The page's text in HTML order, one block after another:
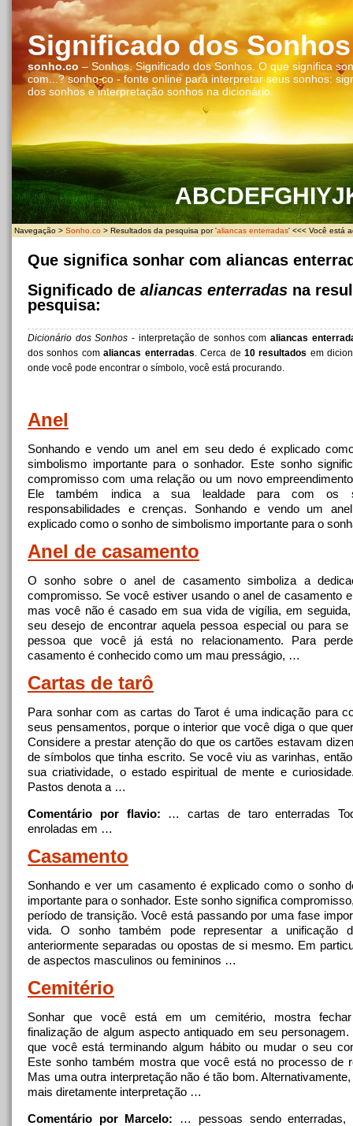
Significado dos Sonhos
sonho.co – Sonhos. Significado dos Sonhos. O que significa
com...? sonho.co - fonte online para interpretar seus sonhos:
dos sonhos e interpretação sonhos na dicionário.
ABCDEFGHIYJ
Navegação > Sonho.co > Resultados da pesquisa por 'aliancas enterradas' <<< Você está
Que significa sonhar com aliancas
Significado de aliancas enterradas na
pesquisa:
Dicionário dos Sonhos - interpretação de sonhos comaliancas
dos sonhos comaliancas enterradas. Cerca de 10 resultados em
onde você pode encontrar o símbolo, você está procurando.
Anel
Sonhando e vendo um anel em seu dedo é explicado
simbolismo importante para o sonhador. Este sonho
compromisso com uma relação ou um novo
Ele também indica a sua lealdade para com os
responsabilidades e crenças. Sonhando e vendo um
explicado como o sonho de simbolismo importante para o
Anel de casamento
O sonho sobre o anel de casamento simboliza a
compromisso. Se você estiver usando o anel de casamento
mas você não é casado em sua vida de vigília, em
seu desejo de encontrar aquela pessoa especial ou para
pessoa que você já está no relacionamento. Para
casamento é conhecido como um mau presságio, …
Cartas de tarô
Para sonhar com as cartas do Tarot é uma indicação para
seus pensamentos, porque o interior que você diga o que
Considere a prestar atenção do que os cartões estavam
de símbolos que tinha escrito. Se você viu as varinhas,
sua criatividade, o estado espiritual de mente e
Pastos denota a …
Comentário por flavio: … cartas de taroenterradas
enroladas em …
Casamento
Sonhando e ver um casamento é explicado como o sonho
importante para o sonhador. Este sonho significa
período de transição. Você está passando por uma fase
vida. O sonho também pode representar a unificação
anteriormente separadas ou opostas de si mesmo. Em
de aspectos masculinos ou femininos …
Cemitério
Sonhar que você está em um cemitério, mostra
finalização de algum aspecto antiquado em seu
que você está terminando algum hábito ou mudar o seu
Este sonho também mostra que você está no processo de
Mas uma outra interpretação não é tão bom.
mais diretamente interpretação …
Comentário por Marcelo: … pessoas sendoenterradas,